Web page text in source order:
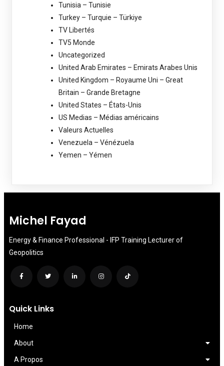
Tunisia – Tunisie
Turkey – Turquie – Türkiye
TV Libertés
TV5 Monde
Uncategorized
United Arab Emirates – Emirats Arabes Unis
United Kingdom – Royaume Uni – Great
Britain – Grande Bretagne
United States – États-Unis
US Medias – Médias américains
Valeurs Actuelles
Venezuela – Vénézuela
Yemen – Yémen
Michel Fayad
Energy & Finance Professional - IFP Training Lecturer of
Geopolitics
Quick Links
Home
About
A Propos